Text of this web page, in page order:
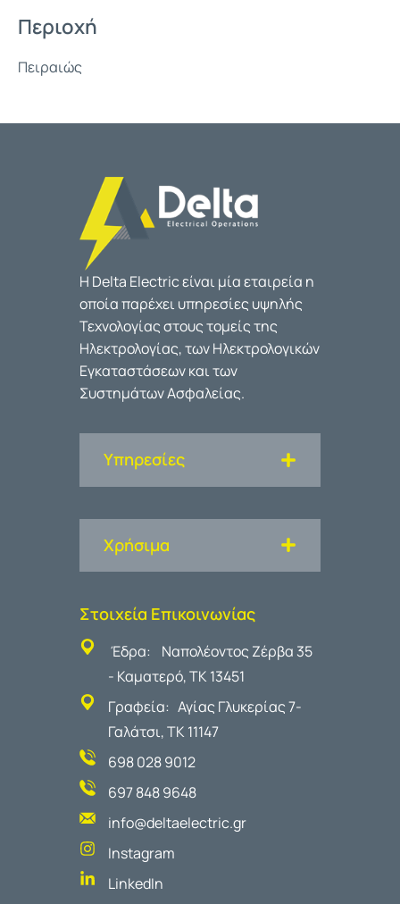
Περιοχή
Πειραιώς
Η Delta Electric είναι μία εταιρεία η
οποία παρέχει υπηρεσίες υψηλής
Τεχνολογίας στους τομείς της
Ηλεκτρολογίας, των Ηλεκτρολογικών
Εγκαταστάσεων και των
Συστημάτων Ασφαλείας.
Υπηρεσίες
Χρήσιμα
Στοιχεία Επικοινωνίας
Έδρα: Ναπολέοντος Ζέρβα 35
- Καματερό, ΤΚ 13451
Γραφεία: Αγίας Γλυκερίας 7-
Γαλάτσι, ΤΚ 11147
698 028 9012
697 848 9648
info@deltaelectric.gr
Instagram
LinkedIn